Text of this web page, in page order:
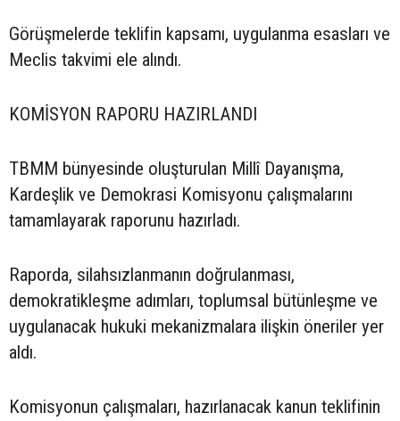
Görüşmelerde teklifin kapsamı, uygulanma esasları ve
Meclis takvimi ele alındı.
KOMİSYON RAPORU HAZIRLANDI
TBMM bünyesinde oluşturulan Millî Dayanışma,
Kardeşlik ve Demokrasi Komisyonu çalışmalarını
tamamlayarak raporunu hazırladı.
Raporda, silahsızlanmanın doğrulanması,
demokratikleşme adımları, toplumsal bütünleşme ve
uygulanacak hukuki mekanizmalara ilişkin öneriler yer
aldı.
Komisyonun çalışmaları, hazırlanacak kanun teklifinin